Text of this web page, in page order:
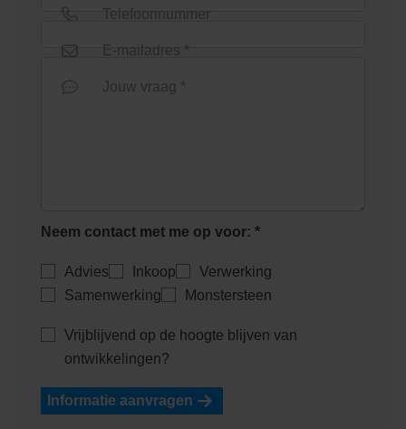
Telefoonnummer
E-mailadres *
Jouw vraag *
Neem contact met me op voor: *
Advies Inkoop
Verwerking
Samenwerking
Monstersteen
Vrijblijvend op de hoogte blijven van
ontwikkelingen?
Informatie aanvragen